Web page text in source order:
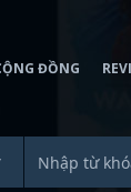
ĐỒNG